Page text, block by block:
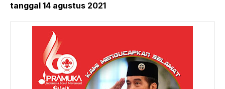
tanggal 14 agustus 2021